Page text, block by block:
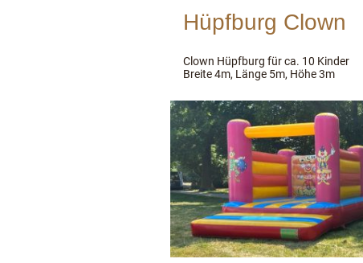
Hüpfburg Clown
Clown Hüpfburg für ca. 10 Kinder
Breite 4m, Länge 5m, Höhe 3m